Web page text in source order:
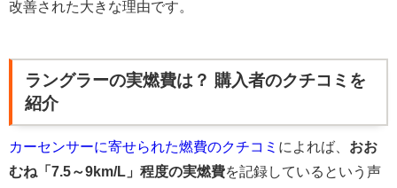
改善された大きな理由です。
ラングラーの実燃費は？ 購入者のクチコミを
紹介
カーセンサーに寄せられた燃費のクチコミ によれば、 おお
むね「7.5～9km/L」程度の実燃費を記録しているという声